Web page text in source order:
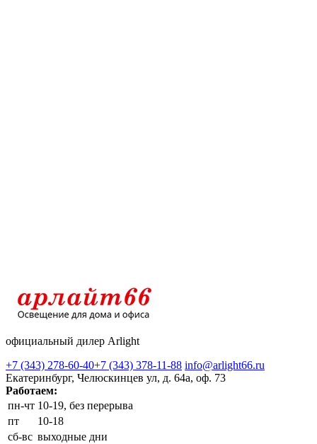
официальный дилер Arlight
+7 (343) 278-60-40+7 (343) 378-11-88 info@arlight66.ru
Екатеринбург, Челюскинцев ул, д. 64а, оф. 73
Работаем:
пн-чт 10-19, без перерыва
пт
10-18
сб-вс выходные дни